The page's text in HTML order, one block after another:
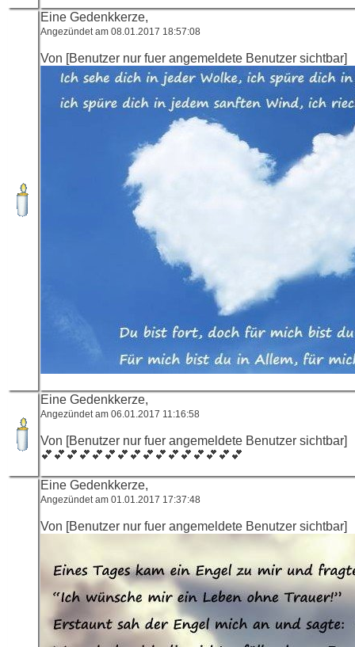
Eine Gedenkkerze,
Angezündet am 08.01.2017 18:57:08
Von [Benutzer nur fuer angemeldete Benutzer sichtbar]
Eine Gedenkkerze,
Angezündet am 06.01.2017 11:16:58
Von [Benutzer nur fuer angemeldete Benutzer sichtbar]
💕💕💕💕💕💕💕💕💕💕💕💕💕💕💕💕
Eine Gedenkkerze,
Angezündet am 01.01.2017 17:37:48
Von [Benutzer nur fuer angemeldete Benutzer sichtbar]